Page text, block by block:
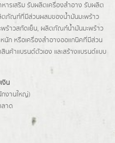
ารเสริม รับผลิตเครื่องสำอาง รับผลิต
ตภัณฑ์ที่มีส่วนผสมของน้ำมันมะพร้าว
พร้าวสกัดเย็น, ผลิตภัณฑ์น้ำมันมะพร้าว
นัก หรือเครื่องสำอางออแกนิคที่มีส่วน
ค้าแบรนด์ตัวเอง และสร้างแบรนด์แบบ
งิน
กงานใหญ่)
าด